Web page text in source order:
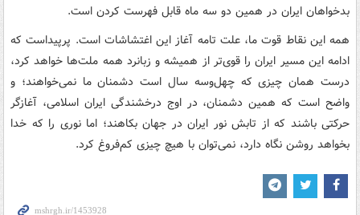
بدخواهان ایران در همین دو سه ماه قابل فهرست کردن است.
همه این نقاط قوت ما، علت تامه آغاز این اغتشاشات است. پرپیداست که
ادامه این مسیر ایران را قوی‌تر از همیشه و زبانرد همه ملت‌ها خواهد کرد،
درست همان چیزی که چهل‌وسه سال است دشمنان ما نمی‌خواهند؛ و
واضح است که همین دشمنان، در اوج درخشندگی ایران اسلامی، آغازگر
حرکتی باشند که از تابش نور ایران در جهان بکاهند؛ اما نوری را که خدا
بخواهد روشن نگاه دارد، نمی‌توان با هیچ چیزی کم‌فروغ کرد.